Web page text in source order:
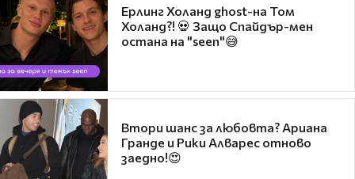
Ерлинг Холанд ghost-на Том
Холанд?! 💀 Защо Спайдър-мен
остана на "seen"😅
Втори шанс за любовта? Ариана
Гранде и Рики Алварес отново
заедно!😍